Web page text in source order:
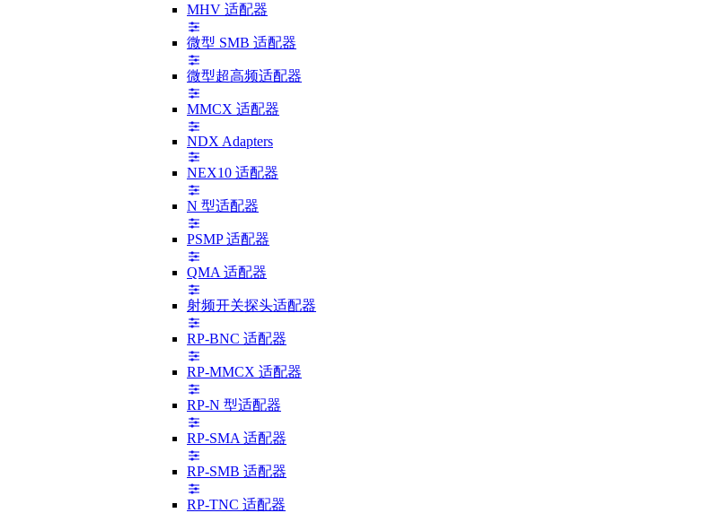
MHV 适配器
微型 SMB 适配器
微型超高频适配器
MMCX 适配器
NDX Adapters
NEX10 适配器
N 型适配器
PSMP 适配器
QMA 适配器
射频开关探头适配器
RP-BNC 适配器
RP-MMCX 适配器
RP-N 型适配器
RP-SMA 适配器
RP-SMB 适配器
RP-TNC 适配器